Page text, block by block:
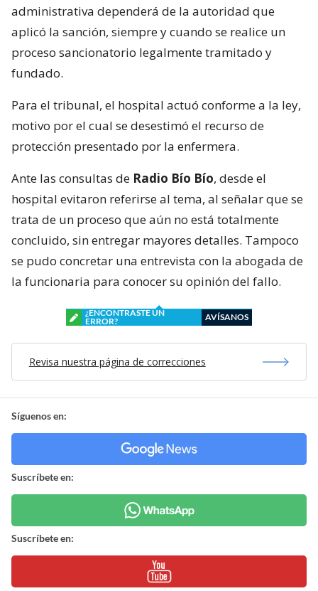
administrativa dependerá de la autoridad que
aplicó la sanción, siempre y cuando se realice un
proceso sancionatorio legalmente tramitado y
fundado.
Para el tribunal, el hospital actuó conforme a la ley,
motivo por el cual se desestimó el recurso de
protección presentado por la enfermera.
Ante las consultas de Radio Bío Bío, desde el
hospital evitaron referirse al tema, al señalar que se
trata de un proceso que aún no está totalmente
concluido, sin entregar mayores detalles. Tampoco
se pudo concretar una entrevista con la abogada de
la funcionaria para conocer su opinión del fallo.
¿ENCONTRASTE UN
ERROR?
AVÍSANOS
Revisa nuestra página de correcciones
Síguenos en:
Suscríbete en:
Suscríbete en: